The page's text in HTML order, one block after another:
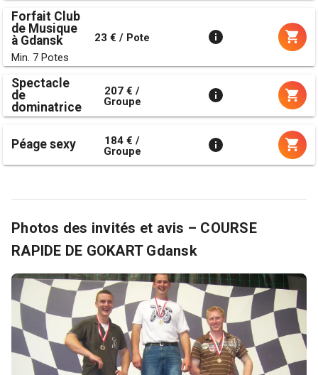
Forfait Club
de Musique
à Gdansk
Min. 7 Potes
23 € / Pote
Spectacle
de
dominatrice
207 € /
Groupe
Péage sexy
184 € /
Groupe
Photos des invités et avis – COURSE
RAPIDE DE GOKART Gdansk